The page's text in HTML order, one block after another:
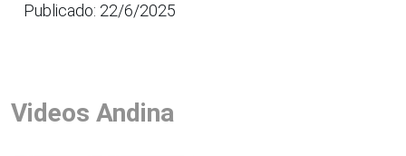
Publicado: 22/6/2025
Videos Andina